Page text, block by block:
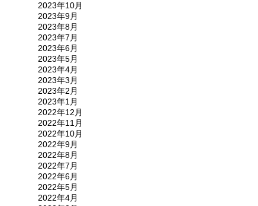
2023年10月
2023年9月
2023年8月
2023年7月
2023年6月
2023年5月
2023年4月
2023年3月
2023年2月
2023年1月
2022年12月
2022年11月
2022年10月
2022年9月
2022年8月
2022年7月
2022年6月
2022年5月
2022年4月